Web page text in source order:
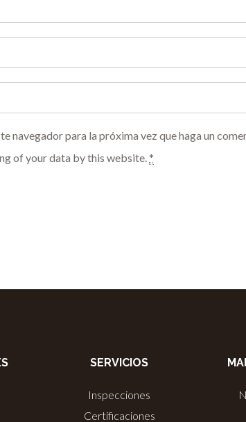
navegador para la próxima vez que haga un
of your data by this website.*
SERVICIOS
Inspecciones
Certificaciones